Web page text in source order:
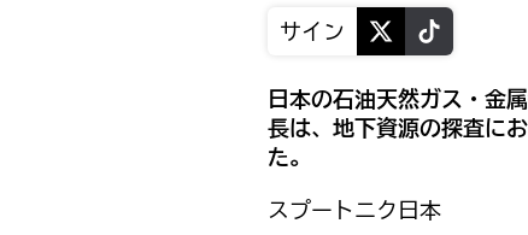
サイン
日本の石油天然ガス・金
長は、地下資源の探査に
た。
スプートニク日本